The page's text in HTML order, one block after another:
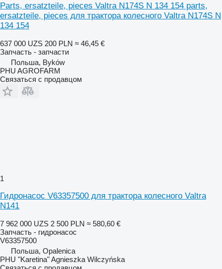
Parts, ersatzteile, pieces Valtra N174S N 134 154 parts,
ersatzteile, pieces для трактора колесного Valtra N174S N
134 154
637 000 UZS 200 PLN ≈ 46,45 €
Запчасть - запчасти
Польша, Byków
PHU AGROFARM
Связаться с продавцом
1
Гидронасос V63357500 для трактора колесного Valtra
N141
7 962 000 UZS 2 500 PLN ≈ 580,60 €
Запчасть - гидронасос
V63357500
Польша, Opalenica
PHU "Karetina" Agnieszka Wilczyńska